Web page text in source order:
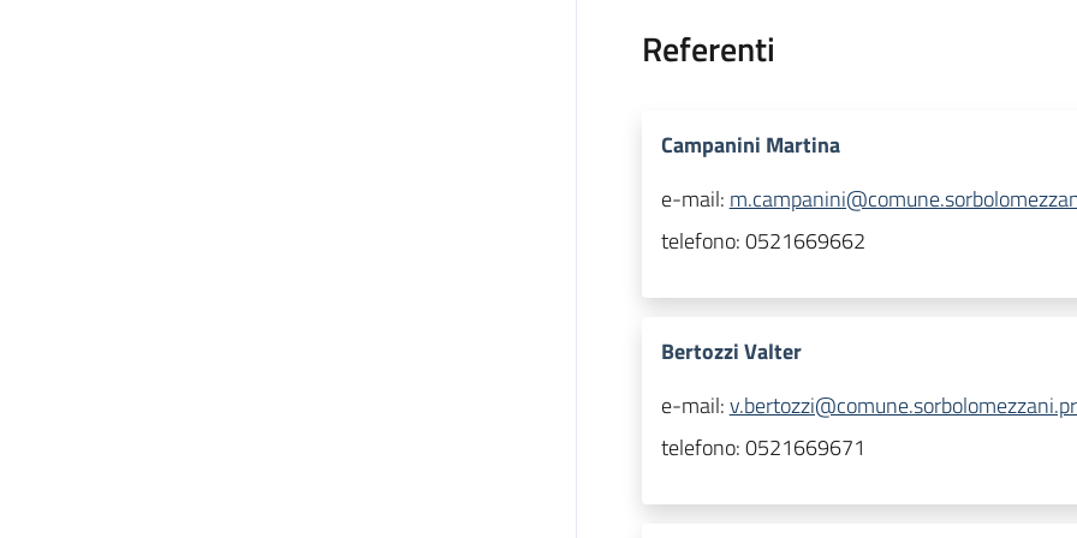
Referenti
Campanini Martina
e-mail:
telefono:0521669662
Bertozzi Valter
e-mail:
telefono:0521669671